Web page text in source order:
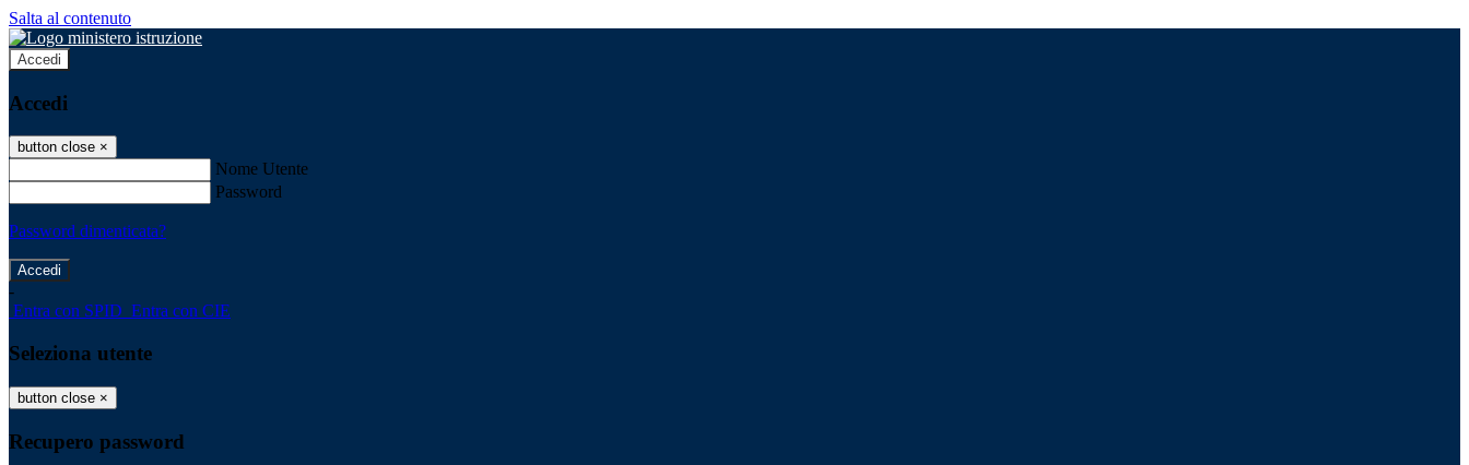
Salta al contenuto
Accedi
Accedi
button close ×
Nome Utente
Password
Password dimenticata?
-
Entra con SPID Entra con CIE
Seleziona utente
button close ×
Recupero password